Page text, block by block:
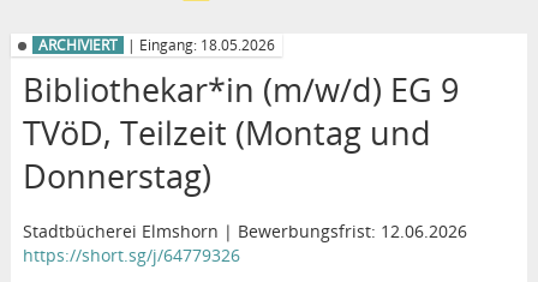
ARCHIVIERT | Eingang: 18.05.2026
Bibliothekar*in (m/w/d) EG 9
TVöD, Teilzeit (Montag und
Donnerstag)
Stadtbücherei Elmshorn | Bewerbungsfrist: 12.06.2026
https://short.sg/j/64779326